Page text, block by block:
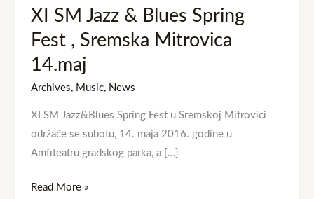
XI SM Jazz & Blues Spring
Fest , Sremska Mitrovica
14.maj
Archives, Music, News
XI SM Jazz&Blues Spring Fest u Sremskoj Mitrovici
održaće se subotu, 14. maja 2016. godine u
Amfiteatru gradskog parka, a […]
Read More »